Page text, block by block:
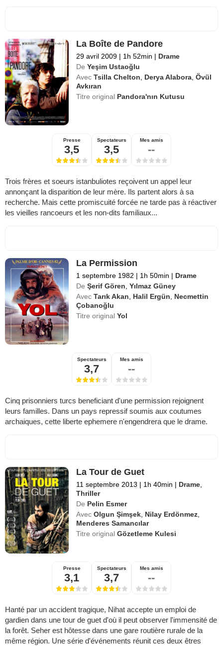
La Boîte de Pandore
29 avril 2009 | 1h 52min | Drame
De Yeşim Ustaoğlu
Avec Tsilla Chelton, Derya Alabora,Övül
Avkıran
Titre original Pandora'nın Kutusu
Presse
3,5
Spectateurs
3,5
Mes amis
--
Trois frères et soeurs istanbuliotes reçoivent un appel leur
annonçant la disparition de leur mère. Ils partent alors à sa
recherche. Mais cette promiscuité forcée ne tarde pas à réactiver
les vieilles rancoeurs et les non-dits familiaux...
La Permission
1 septembre 1982 | 1h 50min | Drame
De Şerif Gören,Yılmaz Güney
Avec Tarık Akan, Halil Ergün, Necmettin
Çobanoğlu
Titre originalYol
Spectateurs
3,7
Mes amis
--
Cinq prisonniers turcs beneficiant d'une permission rejoignent
leurs familles. Dans un pays repressif soumis aux coutumes
archaiques, cette liberte ephemere n'engendrera que le drame.
La Tour de Guet
11 septembre 2013 | 1h 40min | Drame,
Thriller
De Pelin Esmer
Avec Olgun Şimşek, Nilay Erdönmez,
Menderes Samancılar
Titre originalGözetleme Kulesi
Presse
3,1
Spectateurs
3,7
Mes amis
--
Hanté par un accident tragique, Nihat accepte un emploi de
gardien dans une tour de guet d'où il peut observer l'immensité de
la forêt. Seher est hôtesse dans une gare routière rurale de la
même région. Une série d'événements réunit ces deux êtres